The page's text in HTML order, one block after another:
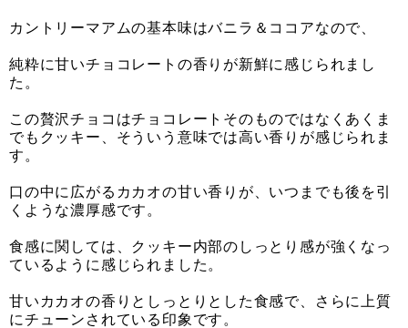
カントリーマアムの基本味はバニラ＆ココアなので、
純粋に甘いチョコレートの香りが新鮮に感じられまし
た。
この贅沢チョコはチョコレートそのものではなくあくま
でもクッキー、そういう意味では高い香りが感じられま
す。
口の中に広がるカカオの甘い香りが、いつまでも後を引
くような濃厚感です。
食感に関しては、クッキー内部のしっとり感が強くなっ
ているように感じられました。
甘いカカオの香りとしっとりとした食感で、さらに上質
にチューンされている印象です。